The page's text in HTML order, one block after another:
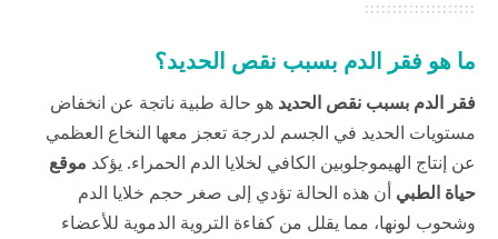
ما هو فقر الدم بسبب نقص الحديد؟
فقر الدم بسبب نقص الحديد هو حالة طبية ناتجة عن انخفاض
مستويات الحديد في الجسم لدرجة تعجز معها النخاع العظمي
عن إنتاج الهيموجلوبين الكافي لخلايا الدم الحمراء. يؤكد موقع
حياة الطبي أن هذه الحالة تؤدي إلى صغر حجم خلايا الدم
وشحوب لونها، مما يقلل من كفاءة التروية الدموية للأعضاء